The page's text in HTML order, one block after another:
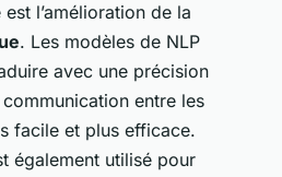
l’amélioration de la
. Les modèles de NLP
avec une précision
entre les
facile et plus efficace.
également utilisé pour